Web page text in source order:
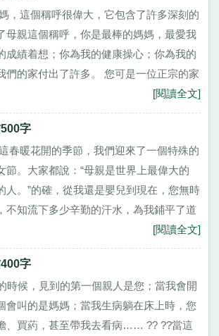
，這個稱呼很偉大，它包含了許多深刻的
母親這個稱呼，你是最棒的媽媽，最愛我
成績着想；你為我的健康操心；你為我的
們的家付出了許多。 您可是一位正宗的家
[閱讀全文]
字
春暖花開的季節，我們迎來了一個特殊的
節。大家都說：“母親是世界上最偉大的
人。”的確，從我還是嬰兒到現在，您無時
不知流下多少辛勤的汗水，為我鋪平了道
[閱讀全文]
字
時候，見到的第一個親人是您；當我會開
會叫的是媽媽；當我生病躺在床上時，您
、買葯，甚至帶我去看病…… ?? ??當這